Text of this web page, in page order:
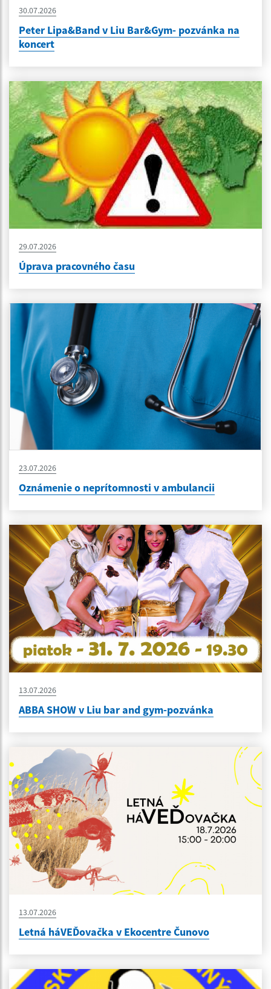
30.07.2026
Peter Lipa&Band v Liu Bar&Gym- pozvánka na
koncert
29.07.2026
Úprava pracovného času
23.07.2026
Oznámenie o neprítomnosti v ambulancii
13.07.2026
ABBA SHOW v Liu bar and gym-pozvánka
13.07.2026
Letná háVEĎovačka v Ekocentre Čunovo